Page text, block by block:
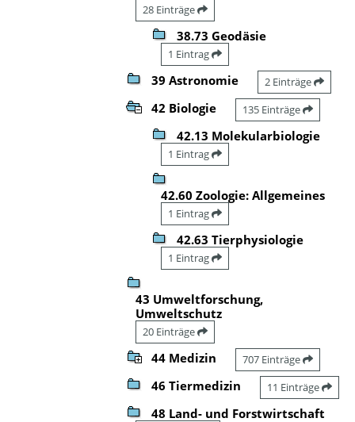
28 Einträge
38.73 Geodäsie
1 Eintrag
39 Astronomie 2 Einträge
42 Biologie 135 Einträge
42.13 Molekularbiologie
1 Eintrag
42.60 Zoologie: Allgemeines
1 Eintrag
42.63 Tierphysiologie
1 Eintrag
43 Umweltforschung,
Umweltschutz
20 Einträge
44 Medizin 707 Einträge
46 Tiermedizin 11 Einträge
48 Land- und Forstwirtschaft